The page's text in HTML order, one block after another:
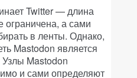
Twitter — длина
а сами
в ленты. Однако,
Mastodon является
Mastodon
и сами определяют